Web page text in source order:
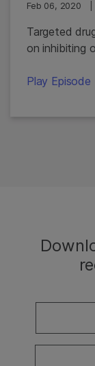
Feb 06, 2020
Targeted
on inhibiting
Play Episode